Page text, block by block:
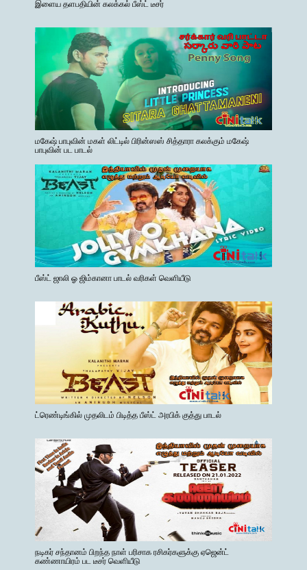
இளைய தளபதியின் கலக்கல் பீஸ்ட் டீசர்
மகேஷ் பாபுவின் மகள் லிட்டில் பிரின்ஸஸ் சித்தாரா கலக்கும் மகேஷ்
பாபுவின் பட பாடல்
பீஸ்ட் ஜாலி ஓ ஜிம்கானா பாடல் வரிகள் வெளியீடு
ட்ரெண்டிங்கில் முதலிடம் பிடித்த பீஸ்ட் அரபிக் குத்து பாடல்
நடிகர் சந்தானம் பிறந்த நாள் பரிசாக ரசிகர்களுக்கு ஏஜென்ட்
கண்ணாயிரம் பட டீசர் வெளியீடு